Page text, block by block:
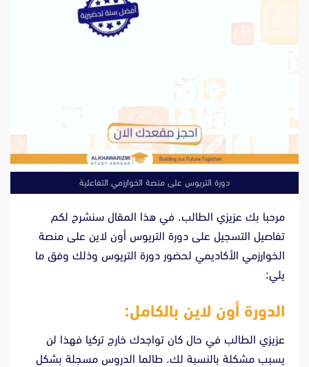
دورة التريوس على منصة الخوارزمي التفاعلية
مرحبا بك عزيزي الطالب. في هذا المقال سنشرح لكم
تفاصيل التسجيل على دورة التريوس أون لاين على منصة
الخوارزمي الأكاديمي لحضور دورة التريوس وذلك وفق ما
يلي:
الدورة أون لاين بالكامل:
عزيزي الطالب في حال كان تواجدك خارج تركيا فهذا لن
يسبب مشكلة بالنسبة لك. طالما الدروس مسجلة بشكل